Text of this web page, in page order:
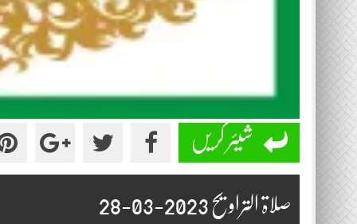
شیئر کریں
صلاۃ التراویح 2023-03-28